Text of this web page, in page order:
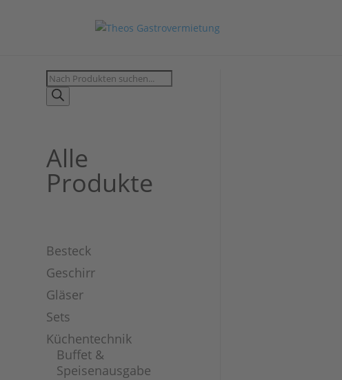
Products
search
Alle
Produkte
Besteck
Geschirr
Gläser
Sets
Küchentechnik
Buffet &
Speisenausgabe